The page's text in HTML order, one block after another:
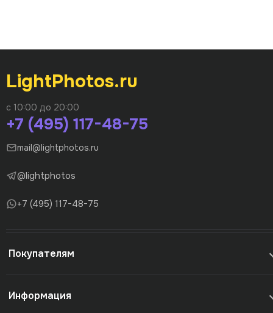
LightPhotos.ru
с 10:00 до 20:00
+7 (495) 117-48-75
mail@lightphotos.ru
@lightphotos
+7 (495) 117-48-75
Покупателям
Информация